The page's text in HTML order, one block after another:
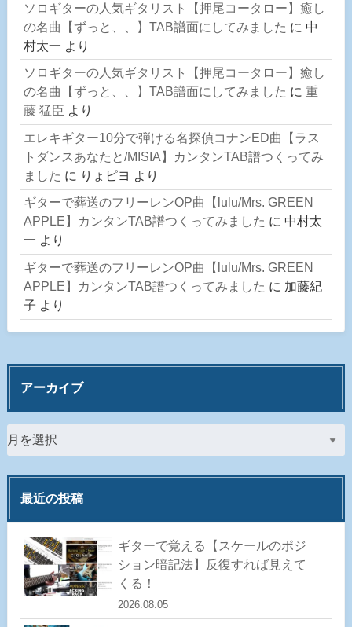
ソロギターの人気ギタリスト【押尾コータロー】癒し
の名曲【ずっと、、】TAB譜面にしてみました に 中
村太一 より
ソロギターの人気ギタリスト【押尾コータロー】癒し
の名曲【ずっと、、】TAB譜面にしてみました に 重
藤 猛臣 より
エレキギター10分で弾ける名探偵コナンED曲【ラス
トダンスあなたと/MISIA】カンタンTAB譜つくってみ
ました に りょピヨ より
ギターで葬送のフリーレンOP曲【lulu/Mrs. GREEN
APPLE】カンタンTAB譜つくってみました に 中村太
一 より
ギターで葬送のフリーレンOP曲【lulu/Mrs. GREEN
APPLE】カンタンTAB譜つくってみました に 加藤紀
子 より
アーカイブ
最近の投稿
ギターで覚える【スケールのポジ
ション暗記法】反復すれば見えて
くる！
2026.08.05